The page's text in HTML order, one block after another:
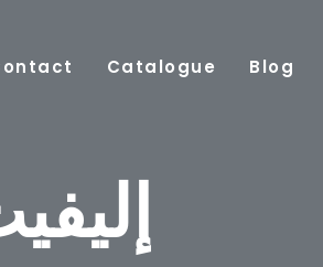
Catalogue Blog